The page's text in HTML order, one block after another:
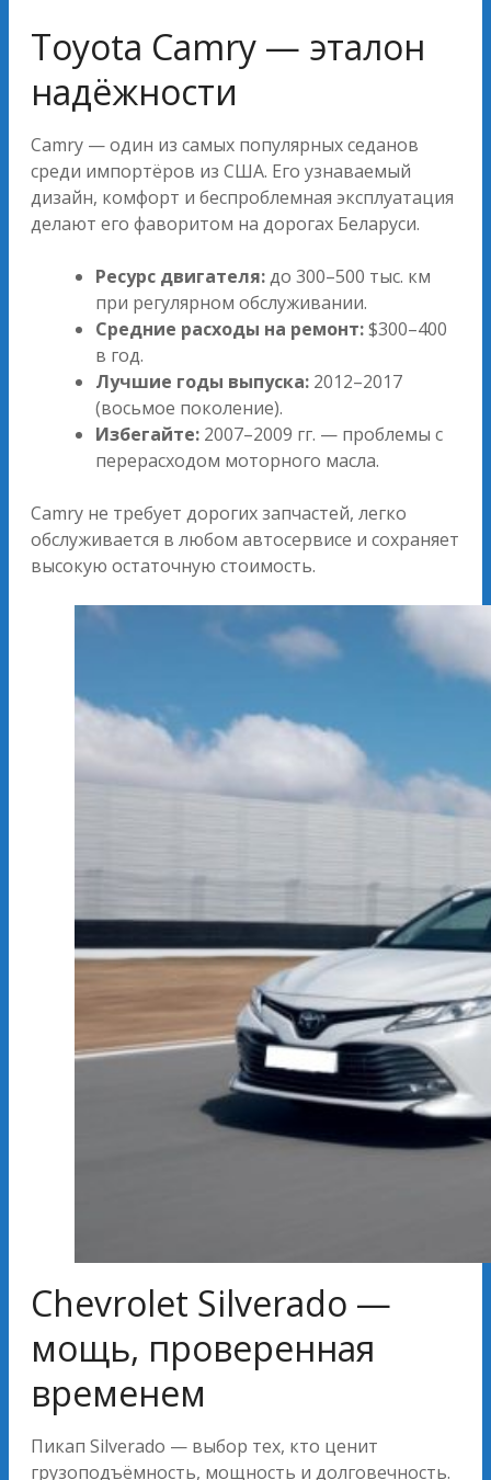
Toyota Camry — эталон
надёжности
Camry — один из самых популярных седанов
среди импортёров из США. Его узнаваемый
дизайн, комфорт и беспроблемная эксплуатация
делают его фаворитом на дорогах Беларуси.
Ресурс двигателя:до 300–500 тыс. км
при регулярном обслуживании.
Средние расходы на ремонт:$300–400
в год.
Лучшие годы выпуска: 2012–2017
(восьмое поколение).
Избегайте: 2007–2009 гг. — проблемы с
перерасходом моторного масла.
Camry не требует дорогих запчастей, легко
обслуживается в любом автосервисе и сохраняет
высокую остаточную стоимость.
Chevrolet Silverado —
мощь, проверенная
временем
Пикап Silverado — выбор тех, кто ценит
грузоподъёмность, мощность и долговечность.